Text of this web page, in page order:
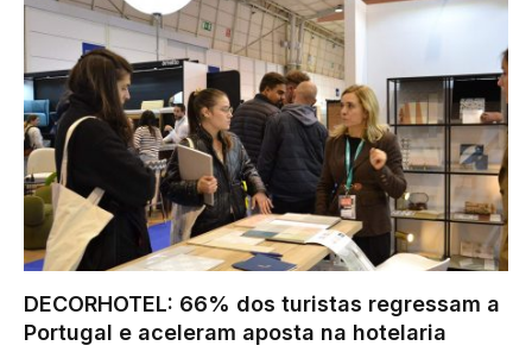
DECORHOTEL: 66% dos turistas regressam a
Portugal e aceleram aposta na hotelaria